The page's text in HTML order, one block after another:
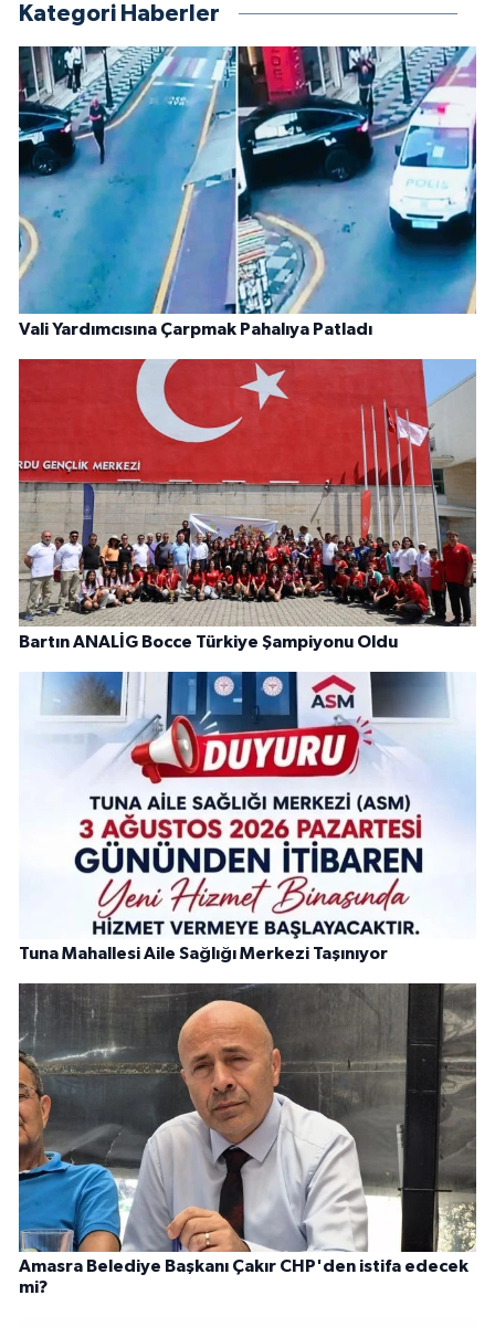
Kategori Haberler
Vali Yardımcısına Çarpmak Pahalıya Patladı
Bartın ANALİG Bocce Türkiye Şampiyonu Oldu
Tuna Mahallesi Aile Sağlığı Merkezi Taşınıyor
Amasra Belediye Başkanı Çakır CHP'den istifa edecek
mi?